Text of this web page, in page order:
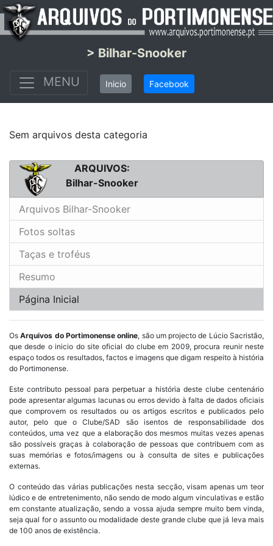
> Bilhar-Snooker
MENU
Inicio Facebook
Sem arquivos desta categoria
ARQUIVOS:
Bilhar-Snooker
Arquivos Bilhar-Snooker
Fotos soltas
Taças e troféus
Resumo
Página Inicial
OsArquivos do Portimonense online, são um projecto de Lúcio Sacristão,
que desde o inicio do site oficial do clube em 2009, procura reunir neste
espaço todos os resultados, factos e imagens que digam respeito à história
do Portimonense.
Este contributo pessoal para perpetuar a história deste clube centenário
pode apresentar algumas lacunas ou erros devido à falta de dados oficiais
que comprovem os resultados ou os artigos escritos e publicados pelo
autor, pelo que o Clube/SAD são isentos de responsabilidade dos
conteúdos, uma vez que a elaboração dos mesmos muitas vezes apenas
são possíveis graças à colaboração de pessoas que contribuem com as
suas memórias e fotos/imagens ou à consulta de sites e publicações
externas.
O conteúdo das várias publicações nesta secção, visam apenas um teor
lúdico e de entretenimento, não sendo de modo algum vinculativas e estão
em constante atualização, sendo a vossa ajuda sempre muito bem vinda,
seja qual for o assunto ou modalidade deste grande clube que já leva mais
de 100 anos de existência.